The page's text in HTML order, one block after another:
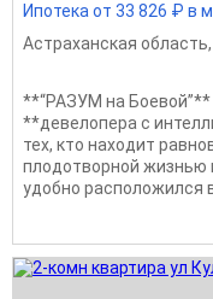
Ипотека от 33 826 ₽ в
Астраханская область,
**“РАЗУМ на
**девелопера с
тех, кто находит
плодотворной жизнью
удобно расположился